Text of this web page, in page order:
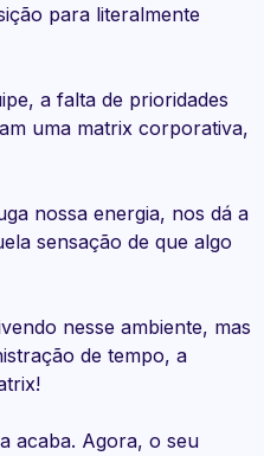
para literalmente
a falta de prioridades
uma matrix corporativa,
nossa energia, nos dá a
sensação de que algo
nesse ambiente, mas
de tempo, a
acaba. Agora, o seu